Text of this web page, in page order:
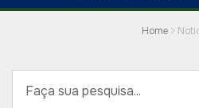
Home